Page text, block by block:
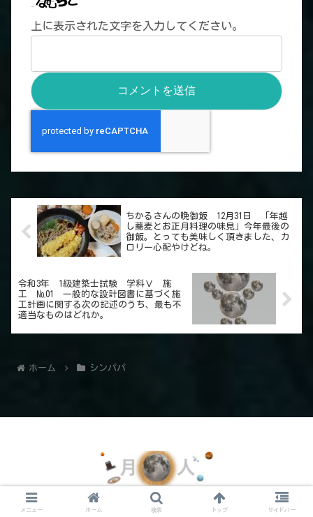
上に表示された文字を入力してください。
ちかるさんの晩御飯 12月31日 「年越
し蕎麦とお正月料理の味見」今年最後の
御飯。とっても美味しく頂きました、カ
ロリー心配やけどね。
令和3年 1級建築士試験 学科Ⅴ 施
工 №01 一般的な設計図書に基づく施
工計画に関する次の記述のうち、最も不
適当なものはどれか。
ホーム シンパパ
© 2021 月の人のイラスト.
メニュー ホーム 検索 トップ サイドバー